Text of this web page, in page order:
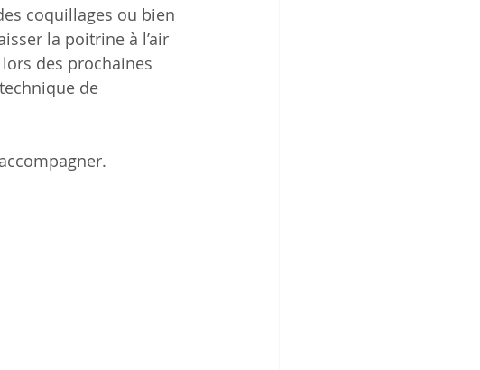
coquillages ou bien
la poitrine à l’air
des prochaines
de